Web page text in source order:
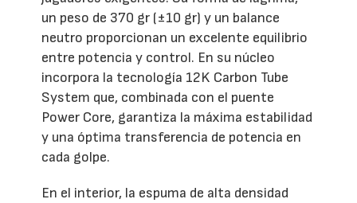
un peso de 370 gr (±10 gr) y un balance
neutro proporcionan un excelente equilibrio
entre potencia y control. En su núcleo
incorpora la tecnología 12K Carbon Tube
System que, combinada con el puente
Power Core, garantiza la máxima estabilidad
y una óptima transferencia de potencia en
cada golpe.
En el interior, la espuma de alta densidad